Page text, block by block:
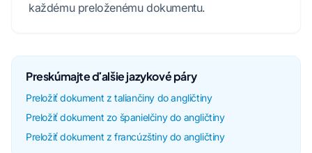
každému preloženému dokumentu.
Preskúmajte ďalšie jazykové páry
Preložiť dokument z taliančiny do angličtiny
Preložiť dokument zo španielčiny do angličtiny
Preložiť dokument z francúzštiny do angličtiny